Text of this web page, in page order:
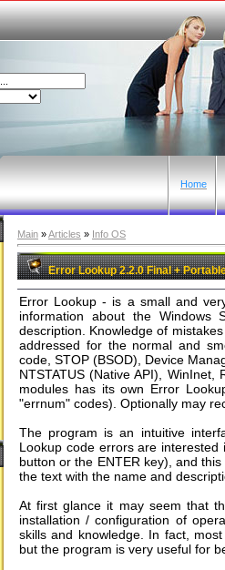
Home
Main »Articles » Info OS
Error Lookup 2.2.0 Final +
Error Lookup - is a small and
information about the
description. Knowledge of
addressed for the normal and
code, STOP (BSOD), Device
NTSTATUS (Native API),
modules has its own Error
"errnum" codes). Optionally may
The program is an intuitive
Lookup code errors are
button or the ENTER key), and
the text with the name and
At first glance it may seem that
installation / configuration of
skills and knowledge. In fact,
but the program is very useful for